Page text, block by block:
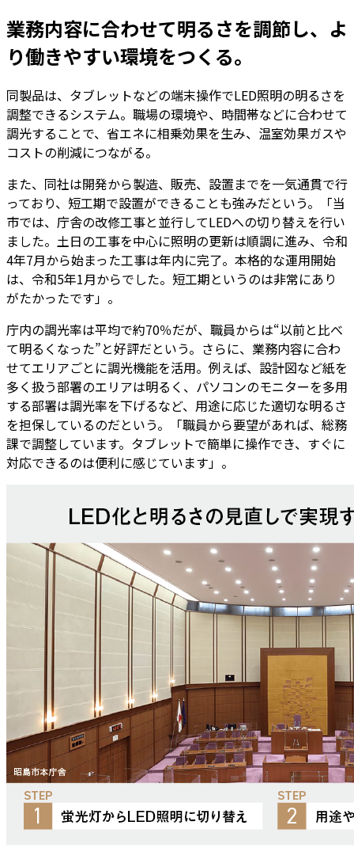
業務内容に合わせて明るさを調節し、よ
り働きやすい環境をつくる。
同製品は、タブレットなどの端末操作でLED照明の明るさを
調整できるシステム。職場の環境や、時間帯などに合わせて
調光することで、省エネに相乗効果を生み、温室効果ガスや
コストの削減につながる。
また、同社は開発から製造、販売、設置までを一気通貫で行
っており、短工期で設置ができることも強みだという。「当
市では、庁舎の改修工事と並行してLEDへの切り替えを行い
ました。土日の工事を中心に照明の更新は順調に進み、令和
4年7月から始まった工事は年内に完了。本格的な運用開始
は、令和5年1月からでした。短工期というのは非常にあり
がたかったです」。
庁内の調光率は平均で約70％だが、職員からは“以前と比べ
て明るくなった”と好評だという。さらに、業務内容に合わ
せてエリアごとに調光機能を活用。例えば、設計図など紙を
多く扱う部署のエリアは明るく、パソコンのモニターを多用
する部署は調光率を下げるなど、用途に応じた適切な明るさ
を担保しているのだという。「職員から要望があれば、総務
課で調整しています。タブレットで簡単に操作でき、すぐに
対応できるのは便利に感じています」。